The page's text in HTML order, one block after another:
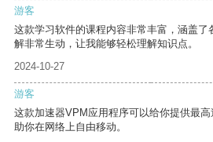
游客
这款学习软件的课程内容非常丰富，涵盖了
解非常生动，让我能够轻松理解知识点。
2024-10-27
游客
这款加速器VPM应用程序可以给你提供最
助你在网络上自由移动。